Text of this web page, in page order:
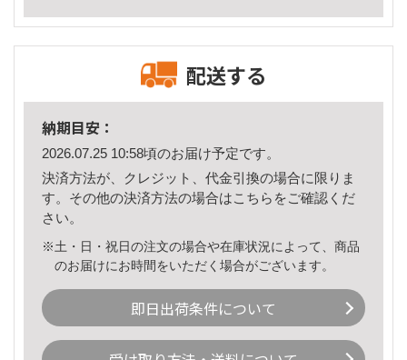
配送する
納期目安：
2026.07.25 10:58頃のお届け予定です。
決済方法が、クレジット、代金引換の場合に限りま
す。その他の決済方法の場合はこちら をご確認くだ
さい。
※土・日・祝日の注文の場合や在庫状況によって、商品
のお届けにお時間をいただく場合がございます。
即日出荷条件について